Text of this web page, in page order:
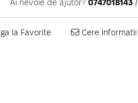
Ai nevoie de ajutor? 0747018143 /
la Favorite Cere informatii